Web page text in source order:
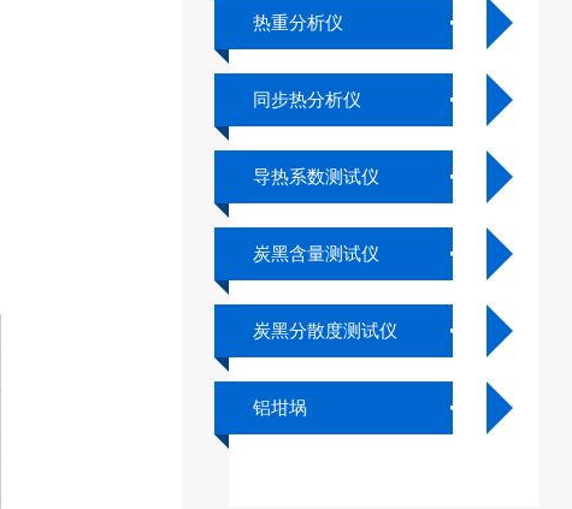
热重分析仪
同步热分析仪
导热系数测试仪
炭黑含量测试仪
炭黑分散度测试仪
铝坩埚